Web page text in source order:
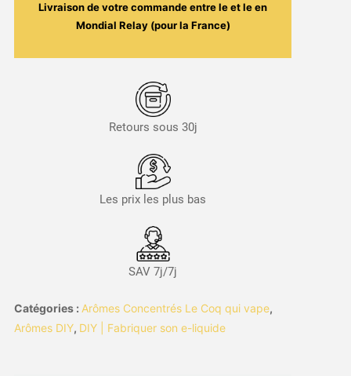
Livraison de votre commande entre leet leen
Mondial Relay (pour la France)
Retours sous 30j
Les prix les plus bas
SAV 7j/7j
Catégories : Arômes Concentrés Le Coq qui vape,
Arômes DIY, DIY | Fabriquer son e-liquide